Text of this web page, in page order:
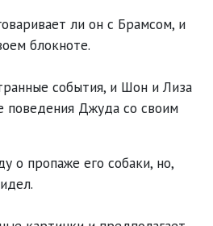
ли он с Брамсом, и
блокноте.
события, и Шон и Лиза
поведения Джуда со своим
о пропаже его собаки, но,